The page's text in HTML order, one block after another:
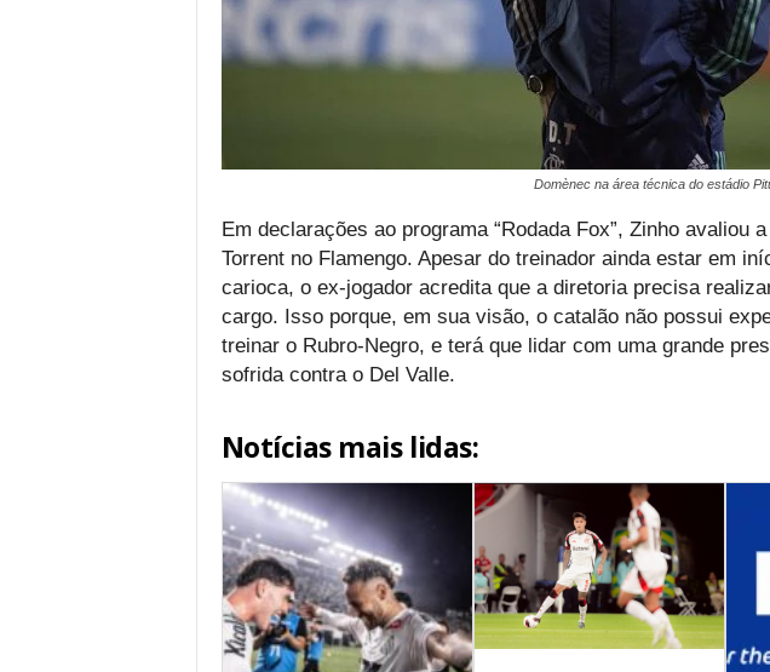
Domènec na área técnica do estádio
Em declarações ao programa “Rodada Fox”, Zinho avaliou
Torrent no Flamengo. Apesar do treinador ainda estar em
carioca, o ex-jogador acredita que a diretoria precisa
cargo. Isso porque, em sua visão, o catalão não possui
treinar o Rubro-Negro, e terá que lidar com uma grande
sofrida contra o Del Valle.
Notícias mais lidas: